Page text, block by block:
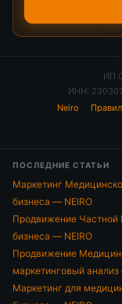
ИП
ИНН:
· Neiro ·
ПОСЛЕДНИЕ СТАТЬИ
Маркетинг
бизнеса — NEIRO
Продвижение Частной
бизнеса — NEIRO
Продвижение
маркетинговый анализ
Маркетинг для